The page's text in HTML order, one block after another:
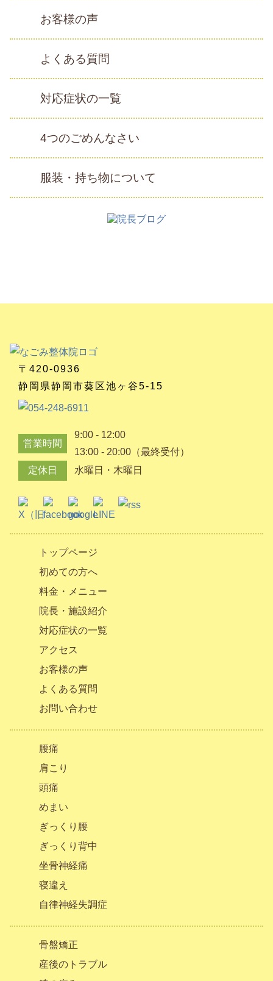
お客様の声
よくある質問
対応症状の一覧
4つのごめんなさい
服装・持ち物について
〒420-0936
静岡県静岡市葵区池ヶ谷5-15
営業時間
9:00 - 12:00
13:00 - 20:00（最終受付）
定休日
水曜日・木曜日
トップページ
初めての方へ
料金・メニュー
院長・施設紹介
対応症状の一覧
アクセス
お客様の声
よくある質問
お問い合わせ
腰痛
肩こり
頭痛
めまい
ぎっくり腰
ぎっくり背中
坐骨神経痛
寝違え
自律神経失調症
骨盤矯正
産後のトラブル